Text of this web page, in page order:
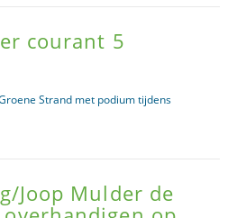
courant 5
Strand met podium tijdens
Joop Mulder de